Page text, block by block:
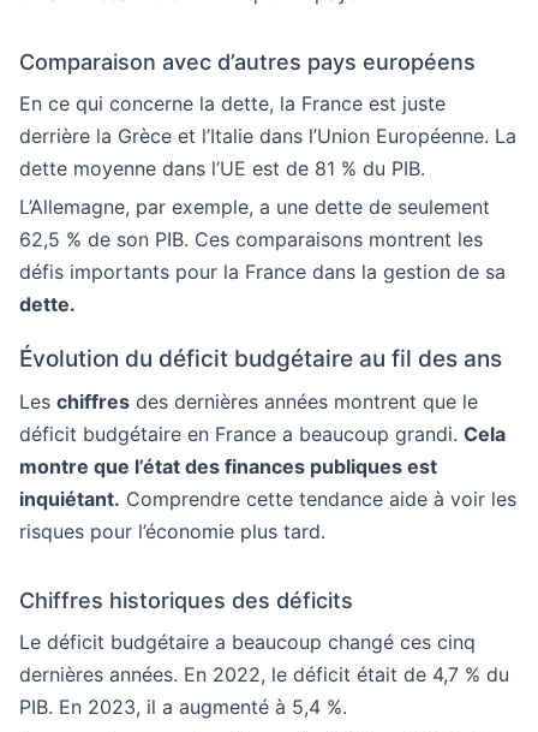
Comparaison avec d’autres pays européens
En ce qui concerne la dette, la France est juste
derrière la Grèce et l’Italie dans l’Union Européenne. La
dette moyenne dans l’UE est de 81 % du PIB.
L’Allemagne, par exemple, a une dette de seulement
62,5 % de son PIB. Ces comparaisons montrent les
défis importants pour la France dans la gestion de sa
dette.
Évolution du déficit budgétaire au fil des ans
Les chiffres des dernières années montrent que le
déficit budgétaire en France a beaucoup grandi. Cela
montre que l’état des finances publiques est
inquiétant. Comprendre cette tendance aide à voir les
risques pour l’économie plus tard.
Chiffres historiques des déficits
Le déficit budgétaire a beaucoup changé ces cinq
dernières années. En 2022, le déficit était de 4,7 % du
PIB. En 2023, il a augmenté à 5,4 %.